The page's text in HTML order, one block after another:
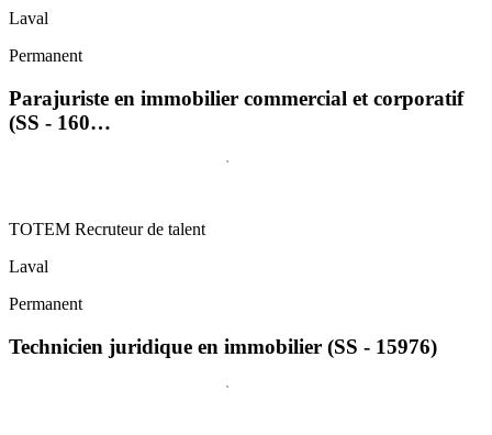
Laval
Permanent
Parajuriste en immobilier commercial et corporatif
(SS - 160…
TOTEM Recruteur de talent
Laval
Permanent
Technicien juridique en immobilier (SS - 15976)